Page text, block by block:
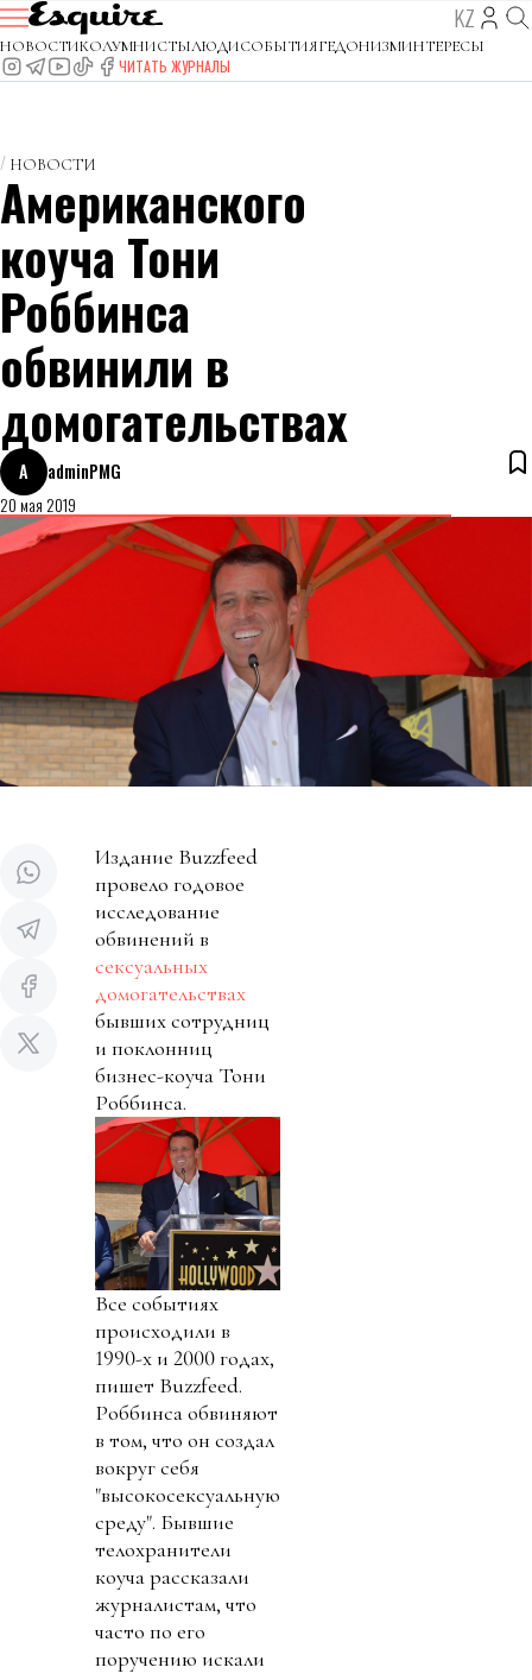
KZ
НОВОСТИКОЛУМНИСТЫЛЮДИСОБЫТИЯГЕДОНИЗМИНТЕРЕСЫ
ЧИТАТЬ ЖУРНАЛЫ
НОВОСТИ
Американского
коуча Тони
Роббинса
обвинили в
домогательствах
A
adminPMG
20 мая 2019
Издание Buzzfeed
провело годовое
исследование
обвинений в
сексуальных
домогательствах
бывших сотрудниц
и поклонниц
бизнес-коуча Тони
Роббинса.
Все событиях
происходили в
1990-х и 2000 годах,
пишет Buzzfeed.
Роббинса обвиняют
в том, что он создал
вокруг себя
"высокосексуальную
среду". Бывшие
телохранители
коуча рассказали
журналистам, что
часто по его
поручению искали